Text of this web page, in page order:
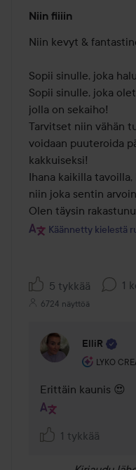
5
/
Niin fiiiin
Niin kevyt &
Sopii sinulle, joka
Sopii sinulle, joka
jolla on sekaiho!
Tarvitset niin vähän
voidaan puuteroida
kakkuiseksi!
Ihana kaikilla
niin joka sentin
Käännetty kielestä
5 tykkää 1
6724 näyttöä
ElliR
LYKO
Käyttäjän
Erittäin kaunis 😍
1 tykkää